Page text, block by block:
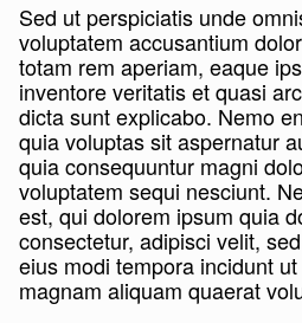
Sed ut perspiciatis unde
voluptatem accusantium
totam rem aperiam, eaque
inventore veritatis et quasi
dicta sunt explicabo. Nemo
quia voluptas sit aspernatur
quia consequuntur magni
voluptatem sequi nesciunt.
est, qui dolorem ipsum quia
consectetur, adipisci velit,
eius modi tempora incidunt
magnam aliquam quaerat